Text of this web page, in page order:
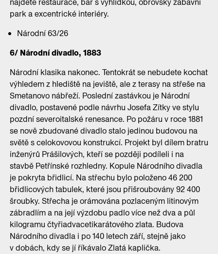
park a excentrické interiéry.
Národní 63/26
6/ Národní divadlo, 1883
Národní klasika nakonec. Tentokrát se nebudete kochat
výhledem z hlediště na jeviště, ale z terasy na střeše na
Smetanovo nábřeží. Poslední zastávkou je Národní
divadlo, postavené podle návrhu Josefa Zítky ve stylu
pozdní severoitalské renesance. Po požáru v roce 1881
se nově zbudované divadlo stalo jedinou budovou na
světě s celokovovou konstrukcí. Projekt byl dílem bratru
inženýrů Prášilových, kteří se později podíleli i na
stavbě Petřínské rozhledny. Kopule Národního divadla
je pokryta břidlicí. Na střechu bylo položeno 46 200
břidlicových tabulek, které jsou přišroubovány 92 400
šroubky. Střecha je orámována pozlaceným litinovým
zábradlím a na její výzdobu padlo více než dva a půl
kilogramu čtyřiadvacetikarátového zlata. Budova
Národního divadla i po 140 letech září, stejně jako
v dobách, kdy se jí říkávalo Zlatá kaplička.